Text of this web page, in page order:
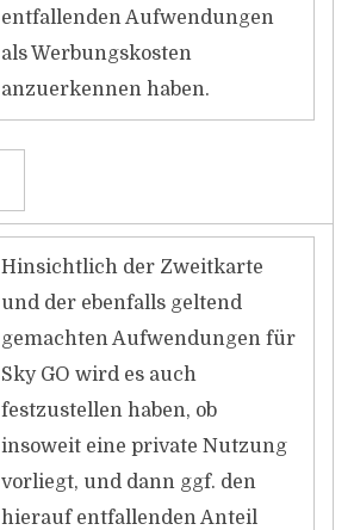
entfallenden Aufwendungen
als Werbungskosten
anzuerkennen haben.
Hinsichtlich der Zweitkarte
und der ebenfalls geltend
gemachten Aufwendungen für
Sky GO wird es auch
festzustellen haben, ob
insoweit eine private Nutzung
vorliegt, und dann ggf. den
hierauf entfallenden Anteil